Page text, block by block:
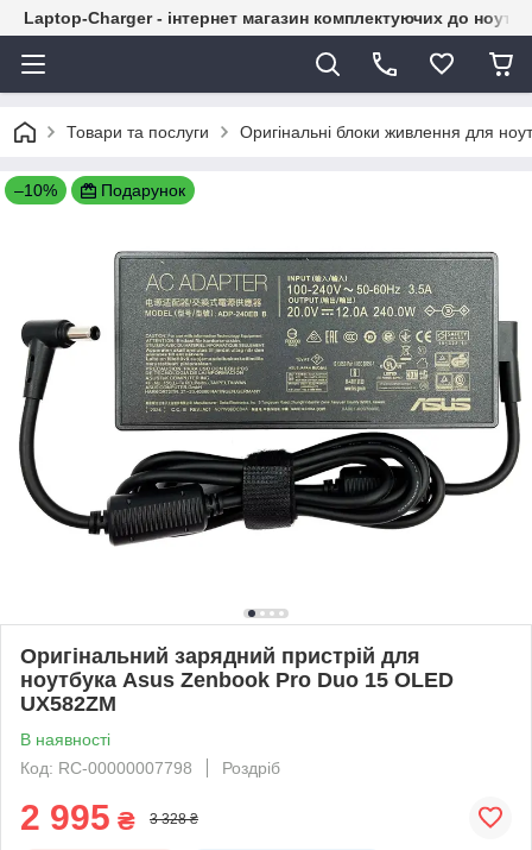
Laptop-Charger - інтернет магазин комплектуючих до
Товари та послуги Оригінальні блоки живлення для
–10% Подарунок
Оригінальний зарядний пристрій для
ноутбука Asus Zenbook Pro Duo 15 OLED
UX582ZM
В наявності
Код: RC-00000007798
Роздріб
2 995 ₴ 3 328 ₴